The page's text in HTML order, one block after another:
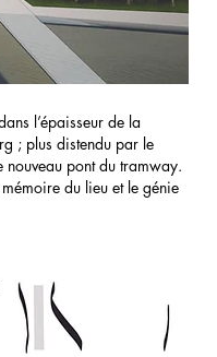
l’épaisseur de la
; plus distendu par le
nouveau pont du tramway.
du lieu et le génie